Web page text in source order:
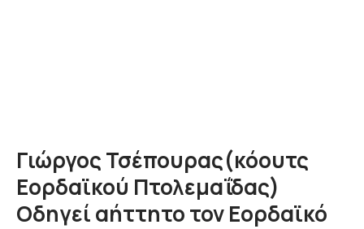
Γιώργος Τσέπουρας(κόουτς
Εορδαϊκού Πτολεμαΐδας)
Οδηγεί αήττητο τον Εορδαϊκό